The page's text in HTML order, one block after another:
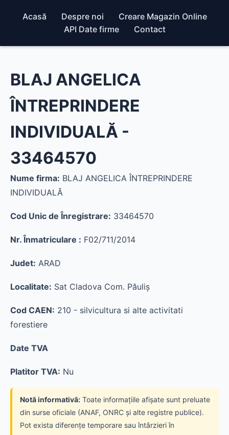
Acasă Despre noi
Creare Magazin Online
API Date firme
Contact
BLAJ ANGELICA
ÎNTREPRINDERE
INDIVIDUALĂ -
33464570
Nume firma: BLAJ ANGELICA ÎNTREPRINDERE
INDIVIDUALĂ
Cod Unic de Înregistrare: 33464570
Nr. Înmatriculare : F02/711/2014
Judet: ARAD
Localitate: Sat Cladova Com. Păuliş
Cod CAEN: 210 - silvicultura si alte activitati
forestiere
Date TVA
Platitor TVA: Nu
Notă informativă: Toate informațiile afișate sunt preluate
din surse oficiale (ANAF, ONRC și alte registre publice).
Pot exista diferențe temporare sau întârzieri în